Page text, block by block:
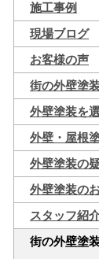
施工事例
現場ブログ
お客様の声
街の外壁塗
外壁塗装を
外壁・屋根
外壁塗装の
外壁塗装の
スタッフ紹
街の外壁塗